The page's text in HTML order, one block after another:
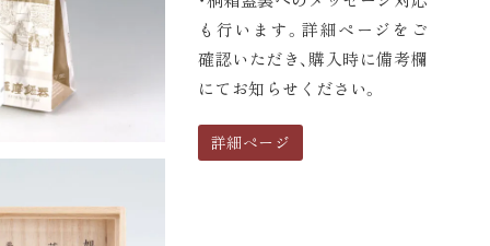
も行います。詳細ページをご
確認いただき、購入時に備考欄
にてお知らせください。
詳細ページ